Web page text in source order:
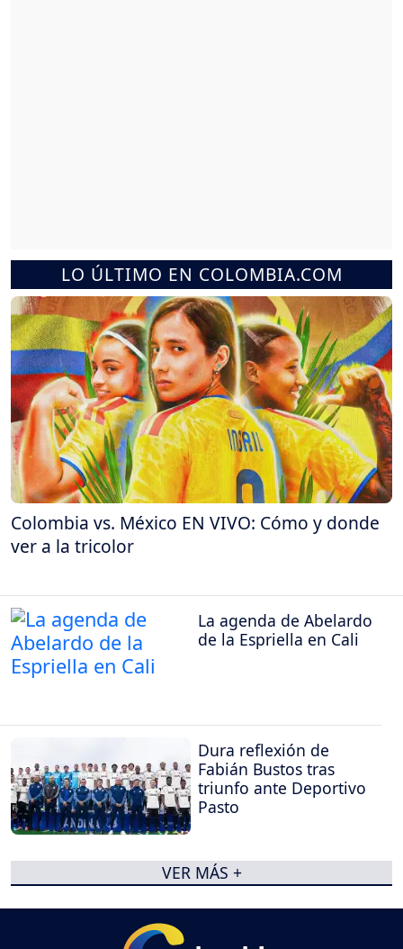
LO ÚLTIMO EN COLOMBIA.COM
Colombia vs. México EN VIVO: Cómo y donde
ver a la tricolor
La agenda de Abelardo
de la Espriella en Cali
Dura reflexión de
Fabián Bustos tras
triunfo ante Deportivo
Pasto
VER MÁS +